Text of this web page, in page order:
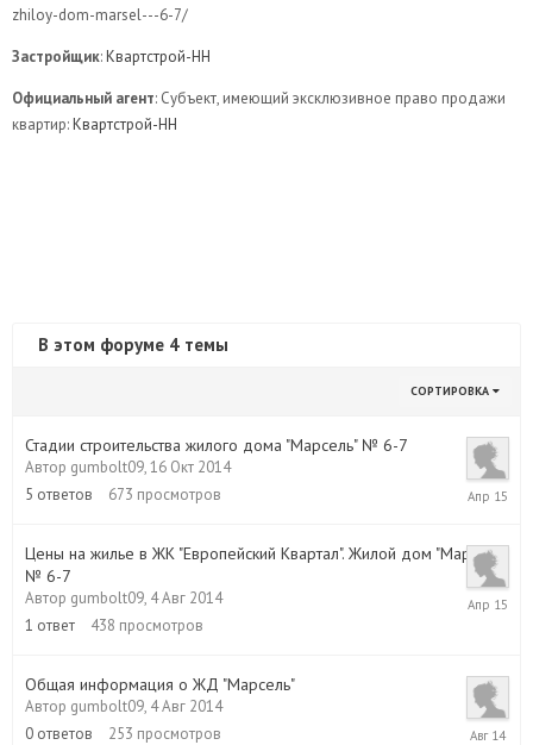
zhiloy-dom-marsel---6-7/
Застройщик:Квартстрой-НН
Официальный агент: Субъект, имеющий эксклюзивное право продажи
квартир:Квартстрой-НН
В этом форуме 4 темы
СОРТИРОВКА
Стадии строительства жилого дома "Марсель" № 6-7
Автор gumbolt09,16 Окт 2014
5 ответов 673 просмотров
6
Апр
Цены на жилье в ЖК "Европейский Квартал". Жилой дом "Марсель"
№ 6-7
Автор gumbolt09, 4 Авг 2014
1 ответ 438 просмотров
6
Апр
Общая информация о ЖД "Марсель"
Автор gumbolt09, 4 Авг 2014
0 ответов 253 просмотров
4